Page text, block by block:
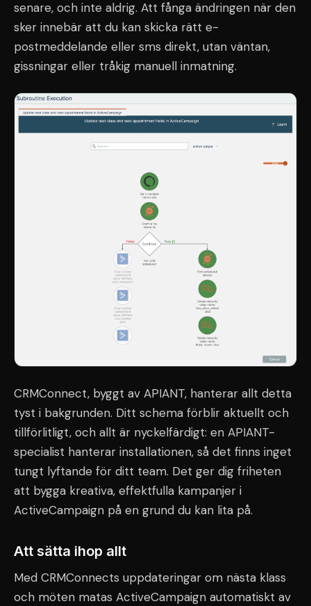
senare, och inte aldrig. Att fånga ändringen när den
sker innebär att du kan skicka rätt e-
postmeddelande eller sms direkt, utan väntan,
gissningar eller tråkig manuell inmatning.
CRMConnect, byggt av APIANT, hanterar allt detta
tyst i bakgrunden. Ditt schema förblir aktuellt och
tillförlitligt, och allt är nyckelfärdigt: en APIANT-
specialist hanterar installationen, så det finns inget
tungt lyftande för ditt team. Det ger dig friheten
att bygga kreativa, effektfulla kampanjer i
ActiveCampaign på en grund du kan lita på.
Att sätta ihop allt
Med CRMConnects uppdateringar om nästa klass
och möten matas ActiveCampaign automatiskt av